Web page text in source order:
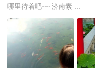
哪里待着吧~~ 济南素 ...